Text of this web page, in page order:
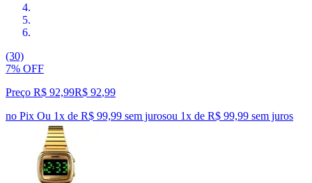
(30)
7% OFF
Preço R$ 92,99R$ 92,99
no Pix Ou 1x de R$ 99,99 sem jurosou 1x de R$ 99,99 sem juros